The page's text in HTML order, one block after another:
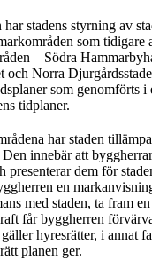
har stadens styrning av
som tidigare
– Södra
och Norra
som genomförts i
tidplaner.
har staden
innebär att
presenterar dem för
en
med staden, ta fram
får byggherren
hyresrätter, i annat
planen ger.